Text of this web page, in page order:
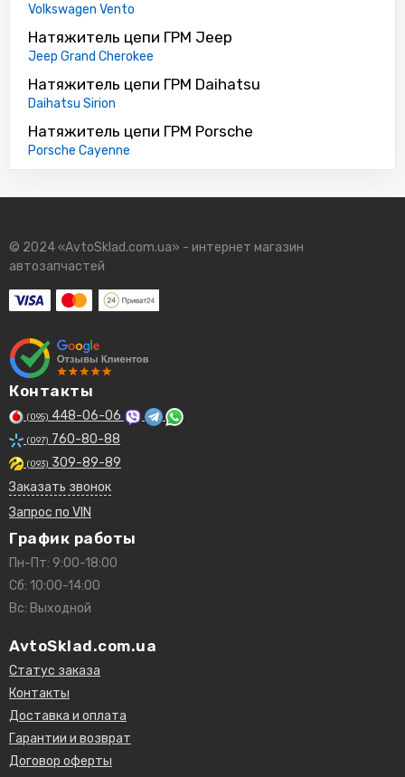
Volkswagen Vento
Натяжитель цепи ГРМ Jeep
Jeep Grand Cherokee
Натяжитель цепи ГРМ Daihatsu
Daihatsu Sirion
Натяжитель цепи ГРМ Porsche
Porsche Cayenne
© 2024 «AvtoSklad.com.ua» - интернет магазин
автозапчастей
Контакты
(095) 448-06-06
(097) 760-80-88
(093) 309-89-89
Заказать звонок
Запрос по VIN
График работы
Пн-Пт: 9:00-18:00
Сб: 10:00-14:00
Вс: Выходной
AvtoSklad.com.ua
Статус заказа
Контакты
Доставка и оплата
Гарантии и возврат
Договор оферты